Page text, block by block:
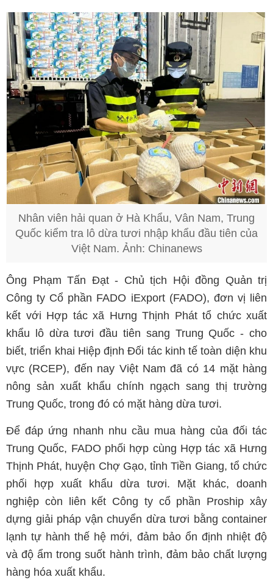
Nhân viên hải quan ở Hà Khẩu, Vân Nam, Trung
Quốc kiểm tra lô dừa tươi nhập khẩu đầu tiên của
Việt Nam. Ảnh: Chinanews
Ông Phạm Tấn Đạt - Chủ tịch Hội đồng Quản trị
Công ty Cổ phần FADO iExport (FADO), đơn vị liên
kết với Hợp tác xã Hưng Thịnh Phát tổ chức xuất
khẩu lô dừa tươi đầu tiên sang Trung Quốc - cho
biết, triển khai Hiệp định Đối tác kinh tế toàn diện khu
vực (RCEP), đến nay Việt Nam đã có 14 mặt hàng
nông sản xuất khẩu chính ngạch sang thị trường
Trung Quốc, trong đó có mặt hàng dừa tươi.
Để đáp ứng nhanh nhu cầu mua hàng của đối tác
Trung Quốc, FADO phối hợp cùng Hợp tác xã Hưng
Thịnh Phát, huyện Chợ Gạo, tỉnh Tiền Giang, tổ chức
phối hợp xuất khẩu dừa tươi. Mặt khác, doanh
nghiệp còn liên kết Công ty cổ phần Proship xây
dựng giải pháp vận chuyển dừa tươi bằng container
lạnh tự hành thế hệ mới, đảm bảo ổn định nhiệt độ
và độ ẩm trong suốt hành trình, đảm bảo chất lượng
hàng hóa xuất khẩu.